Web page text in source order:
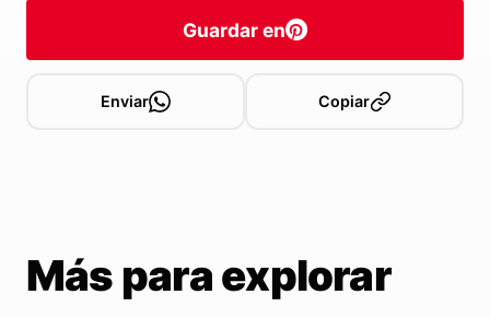
Guardar en
Enviar Copiar
Más para explorar